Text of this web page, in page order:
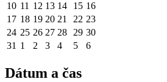
10 11 12 13 14 15 16
17 18 19 20 21 22 23
24 25 26 27 28 29 30
31 1 2 3 4 5 6
Dátum a čas